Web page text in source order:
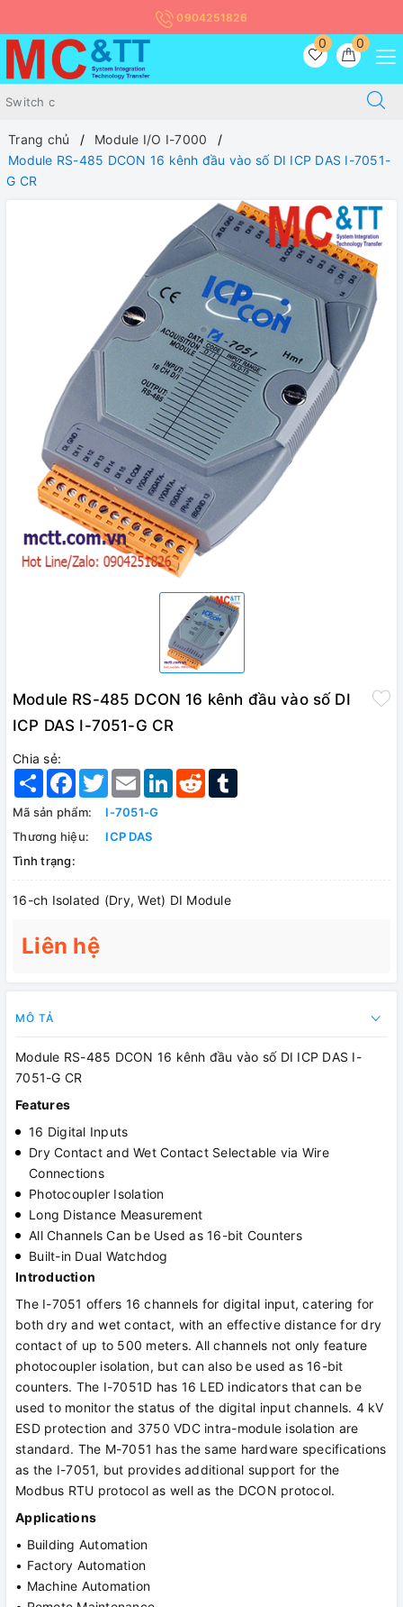
0904251826
0
0
Trang chủ
Module I/O I-7000
Module RS-485 DCON 16 kênh đầu vào số DI ICP DAS I-7051-
G CR
Module RS-485 DCON 16 kênh đầu vào số DI
ICP DAS I-7051-G CR
Chia sẻ:
Share Facebook
TwitterEmail LinkedInReddit
Mã sản phẩm:
I-7051-G
Thương hiệu:
ICP DAS
Tình trạng:
16-ch Isolated (Dry, Wet) DI Module
Liên hệ
MÔ TẢ
Module RS-485 DCON 16 kênh đầu vào số DI ICP DAS I-
7051-G CR
Features
16 Digital Inputs
Dry Contact and Wet Contact Selectable via Wire
Connections
Photocoupler Isolation
Long Distance Measurement
All Channels Can be Used as 16-bit Counters
Built-in Dual Watchdog
Introduction
The I-7051 offers 16 channels for digital input, catering for
both dry and wet contact, with an effective distance for dry
contact of up to 500 meters. All channels not only feature
photocoupler isolation, but can also be used as 16-bit
counters. The I-7051D has 16 LED indicators that can be
used to monitor the status of the digital input channels. 4 kV
ESD protection and 3750 VDC intra-module isolation are
standard. The M-7051 has the same hardware specifications
as the I-7051, but provides additional support for the
Modbus RTU protocol as well as the DCON protocol.
Applications
• Building Automation
• Factory Automation
• Machine Automation